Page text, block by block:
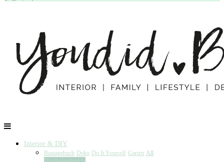
Interior & DIY
Bautagebuch Deko Do It Yourself Garten All